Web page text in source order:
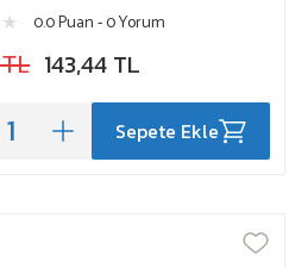
0.0 Puan - 0 Yorum
143,44 TL
Sepete Ekle